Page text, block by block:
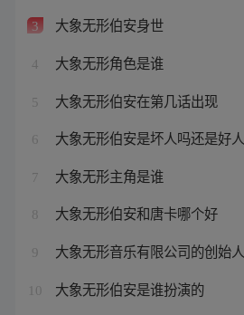
3 大象无形伯安身世
4 大象无形角色是谁
5 大象无形伯安在第几话出现
6 大象无形伯安是坏人吗还是好人
7 大象无形主角是谁
8 大象无形伯安和唐卡哪个好
9 大象无形音乐有限公司的创始人
10 大象无形伯安是谁扮演的